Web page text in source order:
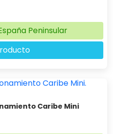
Peninsular
Caribe Mini